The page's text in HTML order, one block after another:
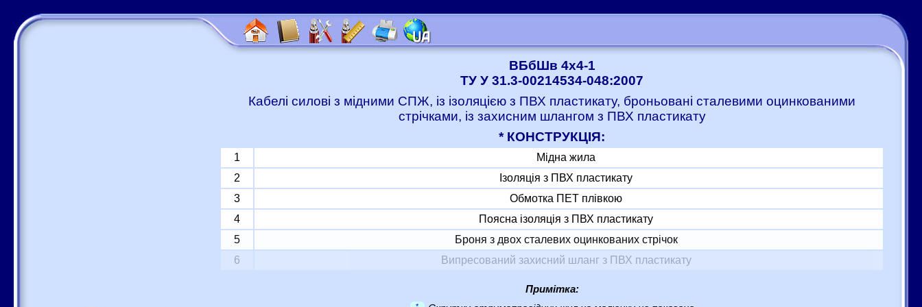
ВБбШв 4x4-1
ТУ У 31.3-00214534-048:2007
Кабелі силові з мідними СПЖ, із ізоляцією з ПВХ пластикату, броньовані сталевими оцинкованими
стрічками, із захисним шлангом з ПВХ пластикату
* КОНСТРУКЦІЯ:
1
Мідна жила
2
Ізоляція з ПВХ пластикату
3
Обмотка ПЕТ плівкою
4
Поясна ізоляція з ПВХ пластикату
5
Броня з двох сталевих оцинкованих стрічок
6
Випресований захисний шланг з ПВХ пластикату
Примітка: